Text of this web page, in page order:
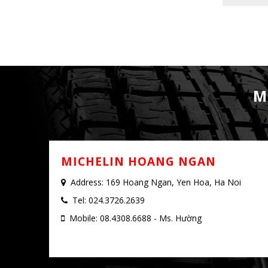
MICHELIN HOANG NGAN
Address: 169 Hoang Ngan, Yen Hoa, Ha Noi
Tel: 024.3726.2639
Mobile: 08.4308.6688 - Ms. Hường